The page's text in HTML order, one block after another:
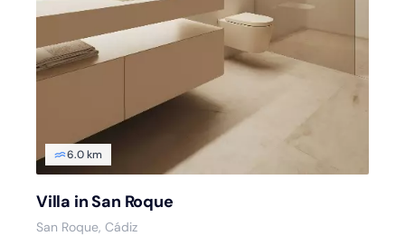
6.0 km
Villa in San Roque
San Roque, Cádiz